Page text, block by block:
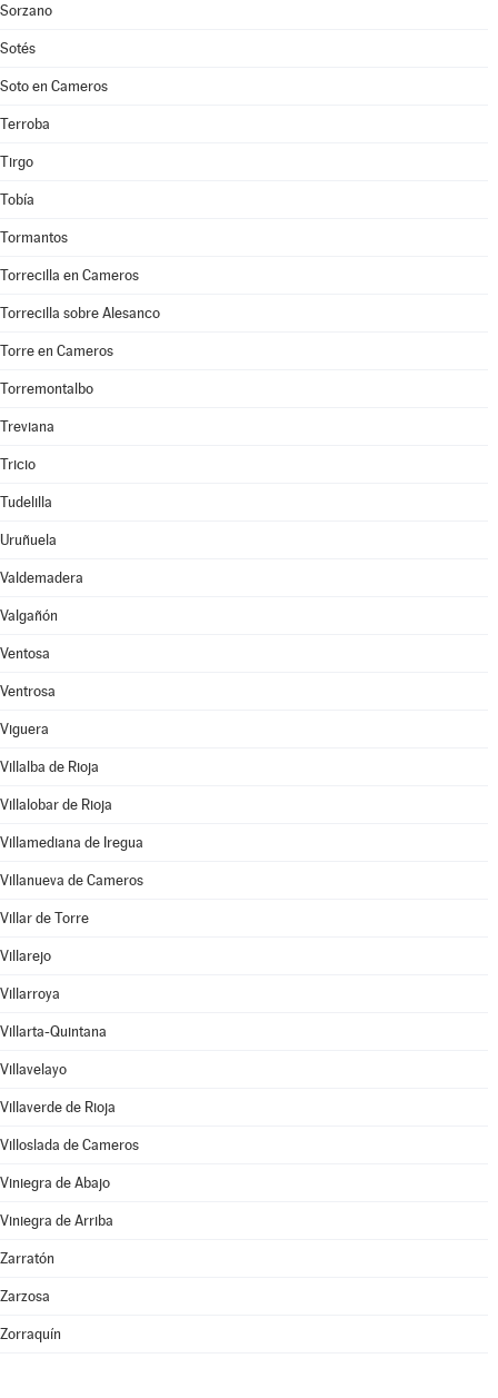
Sorzano
Sotés
Soto en Cameros
Terroba
Tirgo
Tobía
Tormantos
Torrecilla en Cameros
Torrecilla sobre Alesanco
Torre en Cameros
Torremontalbo
Treviana
Tricio
Tudelilla
Uruñuela
Valdemadera
Valgañón
Ventosa
Ventrosa
Viguera
Villalba de Rioja
Villalobar de Rioja
Villamediana de Iregua
Villanueva de Cameros
Villar de Torre
Villarejo
Villarroya
Villarta-Quintana
Villavelayo
Villaverde de Rioja
Villoslada de Cameros
Viniegra de Abajo
Viniegra de Arriba
Zarratón
Zarzosa
Zorraquín